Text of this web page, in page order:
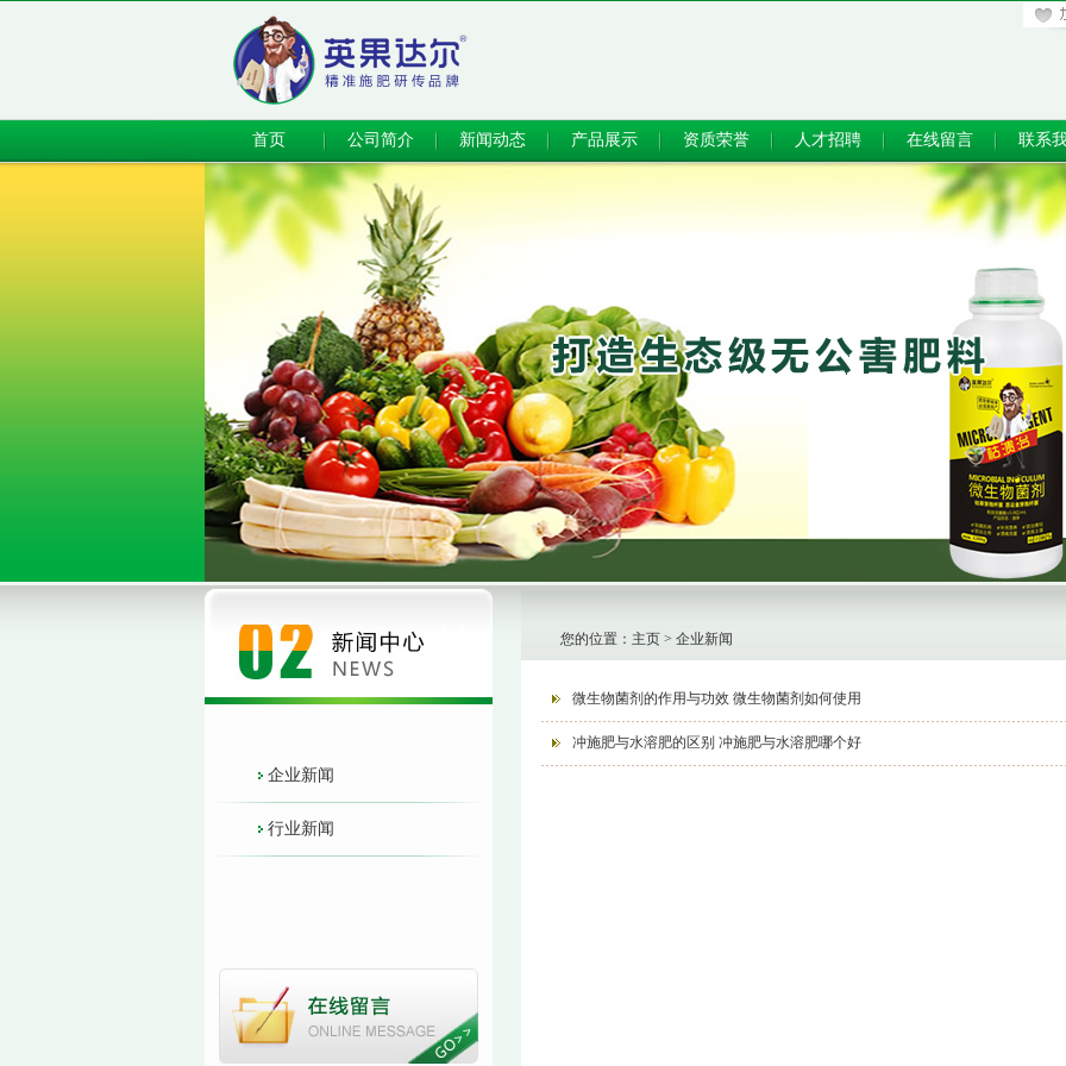
首页 公司简介 新闻动态 产品展示 资质荣誉 人才招聘 在线留言 联系
企业新闻
行业新闻
您的位置： 主页> 企业新闻
微生物菌剂的作用与功效 微生物菌剂如何使用
冲施肥与水溶肥的区别 冲施肥与水溶肥哪个好